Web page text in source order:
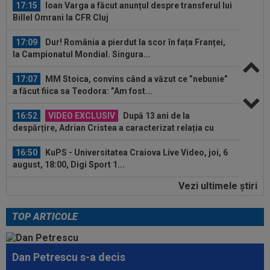
17:15
Ioan Varga a făcut anunțul despre transferul lui
Billel Omrani la CFR Cluj
17:09
Dur! România a pierdut la scor în fața Franței,
la Campionatul Mondial. Singura...
17:07
MM Stoica, convins când a văzut ce ”nebunie”
a făcut fiica sa Teodora: ”Am fost...
16:52 VIDEO EXCLUSIV
După 13 ani de la
despărțire, Adrian Cristea a caracterizat relația cu
16:50
KuPS - Universitatea Craiova Live Video, joi, 6
august, 18:00, Digi Sport 1...
Fotbalistul de 5.000.000€ care l-a
17:24 OFICIAL
Yan Diomande a semnat cu Real
Madrid! Suma finală e uriașă
17:16 FIFA încă datorează cluburilor 215 milioane de
Vezi ultimele ştiri
TOP ARTICOLE
Dan Petrescu s-a decis